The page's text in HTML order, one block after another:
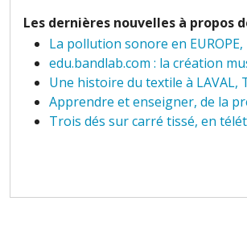
Les dernières nouvelles à propos
La pollution sonore en
edu.bandlab.com : la création
Une histoire du textile à LAVAL,
Apprendre et enseigner, de la
Trois dés sur carré tissé, en